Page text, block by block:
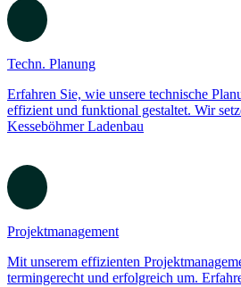
Ladenbau
Lassen Sie sich von unserer Expertise im
überzeugen. Wir gestalten Ihre
funktional.
Techn. Planung
Erfahren Sie, wie unsere technische
effizient und funktional gestaltet. Wir
Kesseböhmer Ladenbau